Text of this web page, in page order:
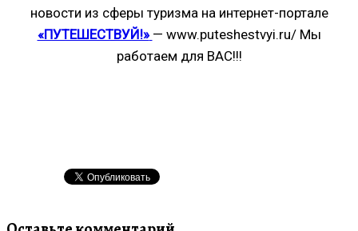
новости из сферы туризма на интернет-портале
«ПУТЕШЕСТВУЙ!» — www.puteshestvyi.ru/ Мы
работаем для ВАС!!!